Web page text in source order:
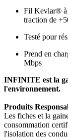
Fil Kevlar® à
traction de
Testé pour
Prend en
Mbps
INFINITE est la
l'environnement.
Produits
Les fiches et la
consommation
l'isolation des